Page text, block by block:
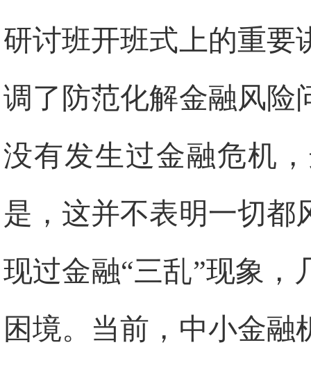
研讨班开班式上的重要
调了防范化解金融风险
没有发生过金融危机
是，这并不表明一切都
现过金融“三乱”现象，
困境。当前，中小金